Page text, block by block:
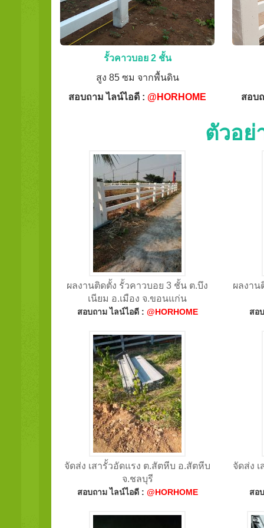
รั้วคาวบอย 2 ชั้น
สูง 85 ซม จากพื้นดิน
สอบถาม ไลน์ไอดี : @HORHOME สอบ
ตัวอย่
ผลงานติดตั้ง รั้วคาวบอย 3 ชั้น ต.บึง
เนียม อ.เมือง จ.ขอนแก่น
สอบถาม ไลน์ไอดี : @HORHOME
ผลงาน
สอ
จัดส่ง เสารั้วอัดแรง ต.สัตหีบ อ.สัตหีบ
จ.ชลบุรี
สอบถาม ไลน์ไอดี : @HORHOME
จัดส่ง
สอ